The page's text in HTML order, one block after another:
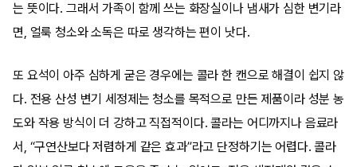
는 뜻이다. 그래서 가족이 함께 쓰는 화장실이나 냄새가 심한 변기라
면, 얼룩 청소와 소독은 따로 생각하는 편이 낫다.
또 요석이 아주 심하게 굳은 경우에는 콜라 한 캔으로 해결이 쉽지 않
다. 전용 산성 변기 세정제는 청소를 목적으로 만든 제품이라 성분 농
도와 작용 방식이 더 강하고 직접적이다. 콜라는 어디까지나 음료라
서, “구연산보다 저렴하게 같은 효과”라고 단정하기는 어렵다. 콜라